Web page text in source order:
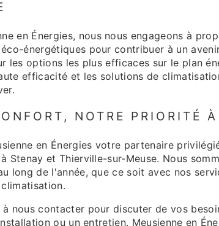
en Énergies, nous nous engageons à
éco-énergétiques pour contribuer à un
les options les plus efficaces sur le plan
efficacité et les solutions de
NOTRE PRIORITÉ
en Énergies votre partenaire
à Stenay et Thierville-sur-Meuse. Nous
long de l'année, que ce soit avec nos
à nous contacter pour discuter de vos
ou un entretien. Meusienne en